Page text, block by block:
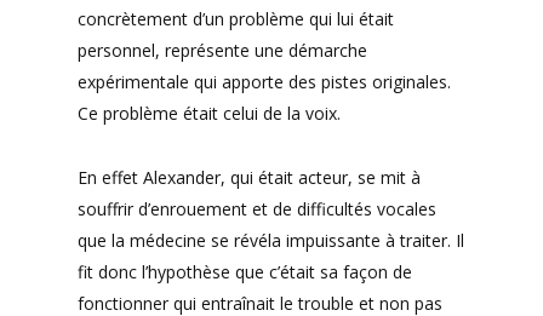
concrètement d’un problème qui lui était
personnel, représente une démarche
expérimentale qui apporte des pistes originales.
Ce problème était celui de la voix.
En effet Alexander, qui était acteur, se mit à
souffrir d’enrouement et de difficultés vocales
que la médecine se révéla impuissante à traiter. Il
fit donc l’hypothèse que c’était sa façon de
fonctionner qui entraînait le trouble et non pas